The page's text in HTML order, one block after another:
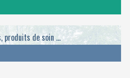
produits de soin ...